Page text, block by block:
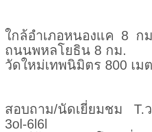
ใกล้อำเภอหนองแค 8 ก
ถนนพหลโยธิน 8 กม.
วัดใหม่เทพนิมิตร 800 เม
สอบถาม/นัดเยี่ยมชม T.
3ol-6l6l